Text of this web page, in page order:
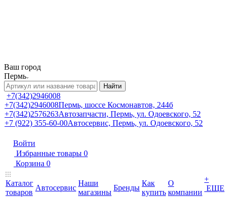
Ваш город
Пермь
Найти
+7(342)2946008
+7(342)2946008Пермь, шоссе Космонавтов, 244б
+7(342)2576263Автозапчасти, Пермь, ул. Одоевского, 52
+7 (922) 355-60-00Автосервис, Пермь, ул. Одоевского, 52
Войти
Избранные товары 0
Корзина 0
Каталог
товаров
Автосервис
Наши
магазины
Бренды
Как
купить
О
компании
+
ЕЩЕ